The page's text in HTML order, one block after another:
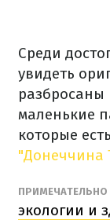
Среди
увидеть
разбросаны
маленькие
которые
"Донеччина
ПРИМЕЧАТЕЛЬНО
экологии и